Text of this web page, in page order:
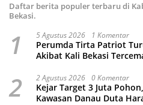
Daftar berita populer terbaru di
Bekasi.
1 5 Agustus 2026 1 Komentar
Perumda Tirta Patriot
Akibat Kali Bekasi
2 2 Agustus 2026 0 Komentar
Kejar Target 3 Juta
Kawasan Danau Duta